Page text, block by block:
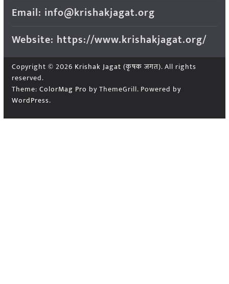
Email: info@krishakjagat.org
Website: https://www.krishakjagat.org/
Copyright © 2026 Krishak Jagat (कृषक जगत). All rights
reserved.
Theme: ColorMag Pro by ThemeGrill. Powered by
WordPress.